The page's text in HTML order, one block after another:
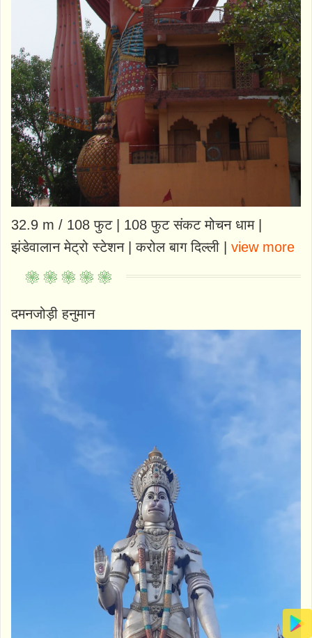
32.9 m / 108 फुट | 108 फुट संकट मोचन धाम |
झंडेवालान मेट्रो स्टेशन | करोल बाग दिल्ली | view more
दमनजोड़ी हनुमान